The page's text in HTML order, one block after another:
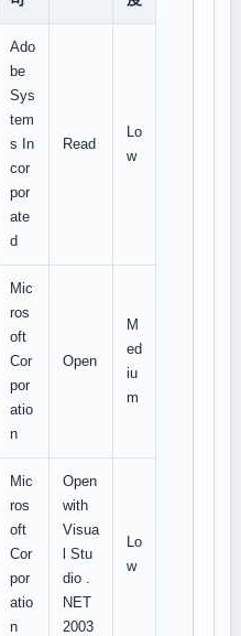
Ado
be
Sys
tem
s In
cor
por
ate
d
Read
Lo
w
Mic
ros
oft
Cor
por
atio
n
Open
M
ed
iu
m
Mic
ros
oft
Cor
por
atio
n
Open
with
Visua
l Stu
dio .
NET
2003
Lo
w